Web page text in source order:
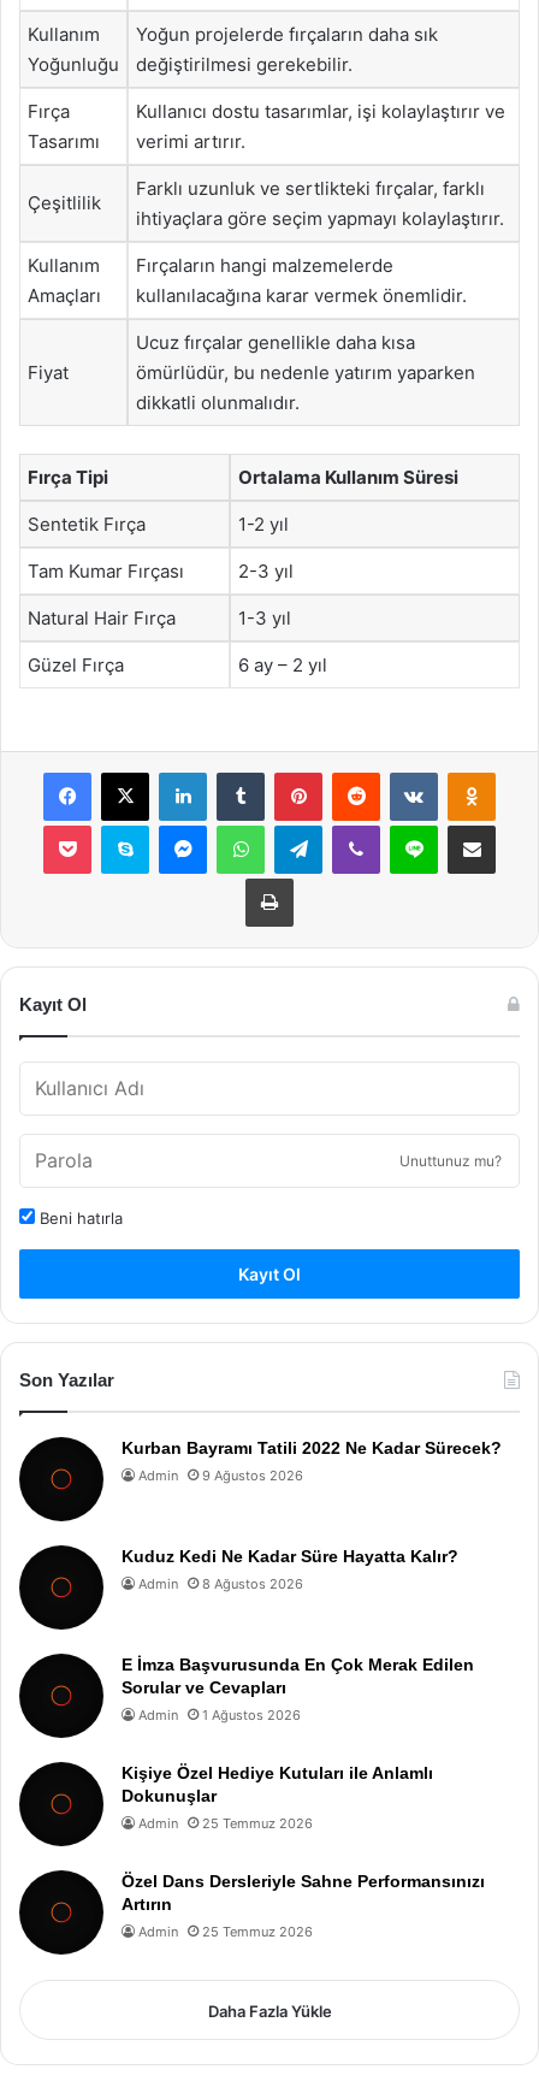
Kullanım
Yoğunluğu
Yoğun projelerde fırçaların daha sık
değiştirilmesi gerekebilir.
Fırça
Tasarımı
Kullanıcı dostu tasarımlar, işi kolaylaştırır ve
verimi artırır.
Çeşitlilik
Farklı uzunluk ve sertlikteki fırçalar, farklı
ihtiyaçlara göre seçim yapmayı kolaylaştırır.
Kullanım
Amaçları
Fırçaların hangi malzemelerde
kullanılacağına karar vermek önemlidir.
Fiyat
Ucuz fırçalar genellikle daha kısa
ömürlüdür, bu nedenle yatırım yaparken
dikkatli olunmalıdır.
Fırça Tipi Ortalama Kullanım Süresi
Sentetik Fırça 1-2 yıl
Tam Kumar Fırçası 2-3 yıl
Natural Hair Fırça 1-3 yıl
Güzel Fırça 6 ay – 2 yıl
Facebook
X LinkedInTumblr PinterestReddit VKontakte
Pocket Skype MessengerWhatsAppTelegramViber Line E-Posta ile
Yazdır
Kayıt Ol
Unuttunuz mu?
Beni hatırla
Kayıt Ol
Son Yazılar
Kurban Bayramı Tatili 2022 Ne Kadar Sürecek?
Admin 9 Ağustos 2026
Kuduz Kedi Ne Kadar Süre Hayatta Kalır?
Admin 8 Ağustos 2026
E İmza Başvurusunda En Çok Merak Edilen
Sorular ve Cevapları
Admin 1 Ağustos 2026
Kişiye Özel Hediye Kutuları ile Anlamlı
Dokunuşlar
Admin 25 Temmuz 2026
Özel Dans Dersleriyle Sahne Performansınızı
Artırın
Admin 25 Temmuz 2026
Daha Fazla Yükle